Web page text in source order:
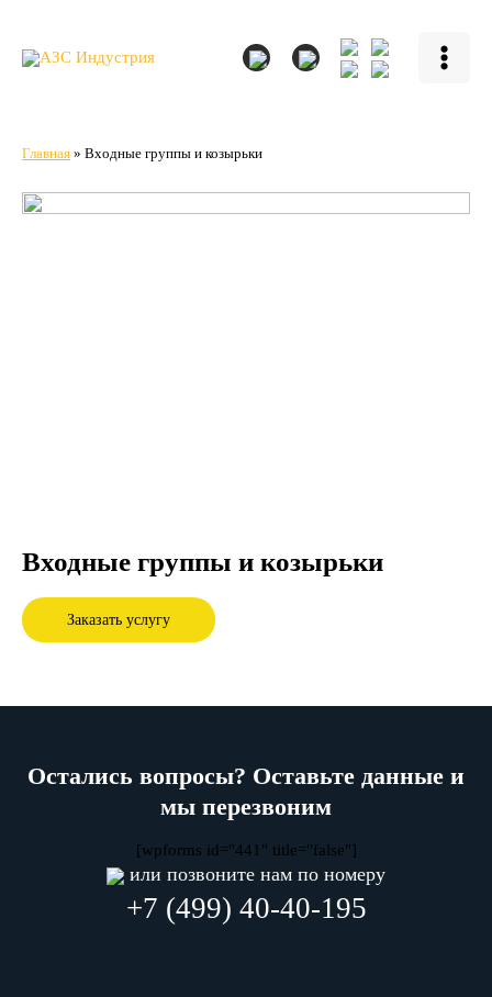
содержимому
Main
Главная » Входные группы и козырьки
Входные группы и козырьки
Заказать услугу
Остались вопросы? Оставьте данные и
мы перезвоним
[wpforms id="441" title="false"]
или позвоните нам по номеру
+7 (499) 40-40-195